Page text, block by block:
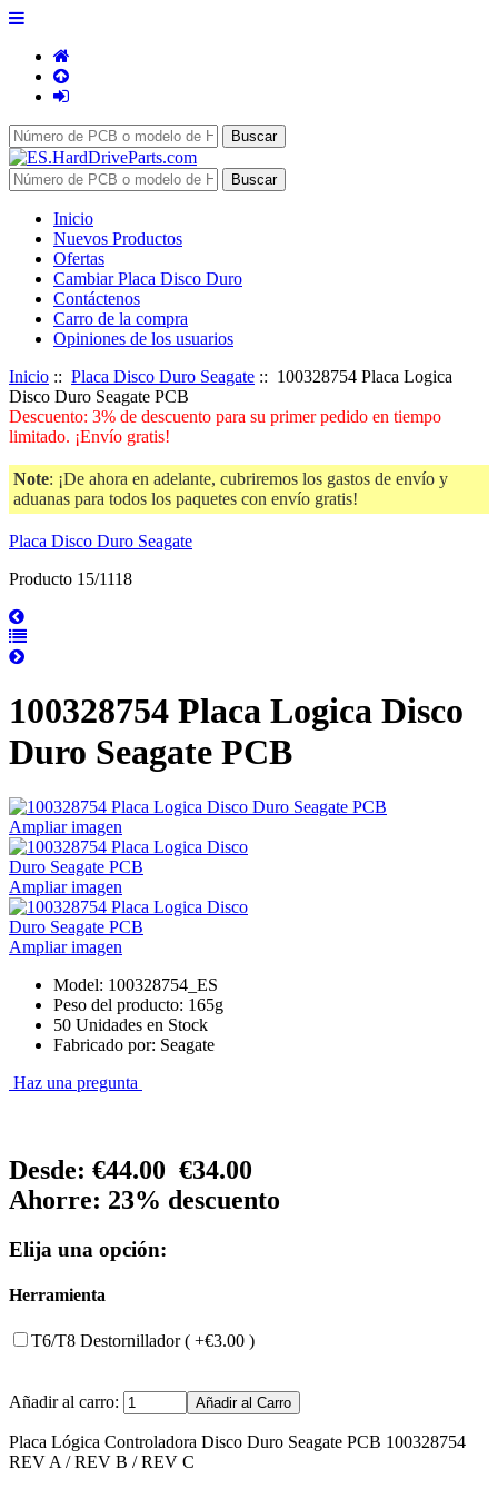
Inicio
Nuevos Productos
Ofertas
Cambiar Placa Disco Duro
Contáctenos
Carro de la compra
Opiniones de los usuarios
Inicio :: Placa Disco Duro Seagate :: 100328754 Placa Logica
Disco Duro Seagate PCB
Descuento: 3% de descuento para su primer pedido en tiempo
limitado. ¡Envío gratis!
Note: ¡De ahora en adelante, cubriremos los gastos de envío y
aduanas para todos los paquetes con envío gratis!
Placa Disco Duro Seagate
Producto 15/1118
100328754 Placa Logica Disco
Duro Seagate PCB
Ampliar imagen
Ampliar imagen
Ampliar imagen
Model: 100328754_ES
Peso del producto: 165g
50 Unidades en Stock
Fabricado por: Seagate
Haz una pregunta
Desde: €44.00 €34.00
Ahorre: 23% descuento
Elija una opción:
Herramienta
T6/T8 Destornillador ( +€3.00 )
Añadir al carro:
Placa Lógica Controladora Disco Duro Seagate PCB 100328754
REV A / REV B / REV C